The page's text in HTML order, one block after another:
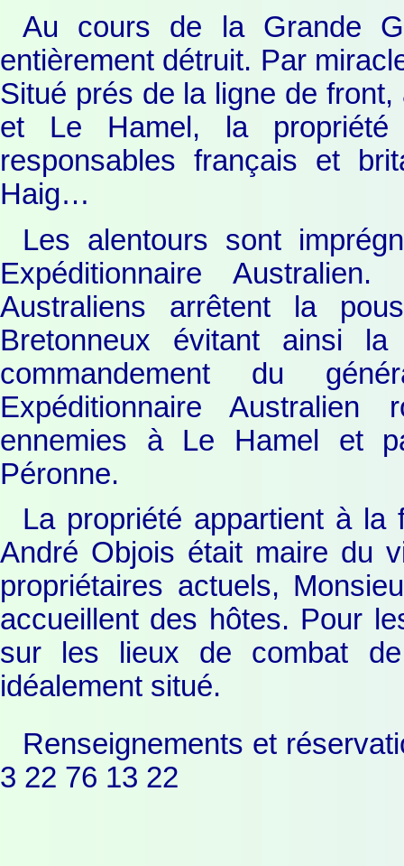
Au cours de la Grande
entièrement détruit. Par
Situé prés de la ligne de
et Le Hamel, la
responsables français et
Haig…
Les alentours sont
Expéditionnaire
Australiens arrêtent la
Bretonneux évitant ainsi
commandement du
Expéditionnaire
ennemies à Le Hamel et
Péronne.
La propriété appartient à la
André Objois était maire du
propriétaires actuels,
accueillent des hôtes. Pour
sur les lieux de combat
idéalement situé.
Renseignements et
3 22 76 13 22